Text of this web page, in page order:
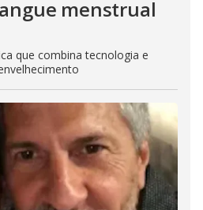
menstrual
que combina tecnologia e